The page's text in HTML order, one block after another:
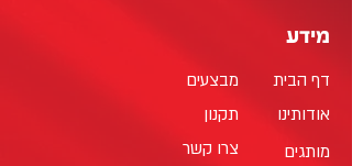
מידע
מבצעים
תקנון
צרו קשר
דף הבית
אודותינו
מותגים